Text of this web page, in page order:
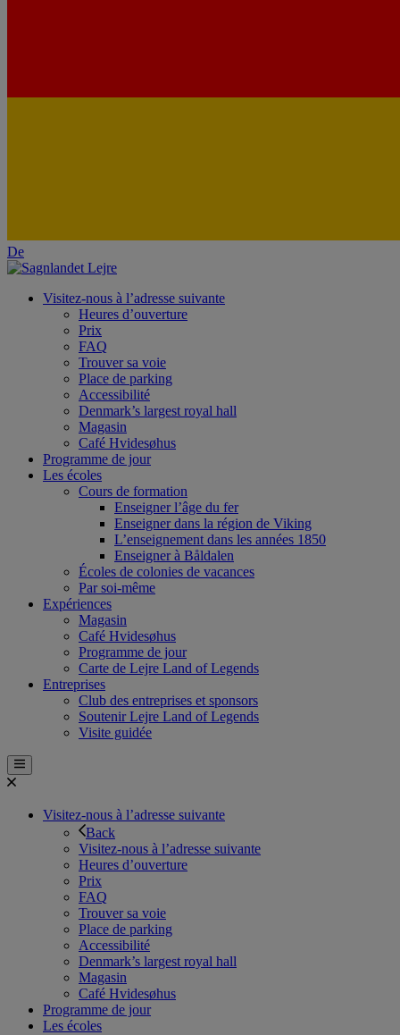
De
Visitez-nous à l’adresse suivante
Heures d’ouverture
Prix
FAQ
Trouver sa voie
Place de parking
Accessibilité
Denmark’s largest royal hall
Magasin
Café Hvidesøhus
Programme de jour
Les écoles
Cours de formation
Enseigner l’âge du fer
Enseigner dans la région de Viking
L’enseignement dans les années 1850
Enseigner à Båldalen
Écoles de colonies de vacances
Par soi-même
Expériences
Magasin
Café Hvidesøhus
Programme de jour
Carte de Lejre Land of Legends
Entreprises
Club des entreprises et sponsors
Soutenir Lejre Land of Legends
Visite guidée
Visitez-nous à l’adresse suivante
Back
Visitez-nous à l’adresse suivante
Heures d’ouverture
Prix
FAQ
Trouver sa voie
Place de parking
Accessibilité
Denmark’s largest royal hall
Magasin
Café Hvidesøhus
Programme de jour
Les écoles